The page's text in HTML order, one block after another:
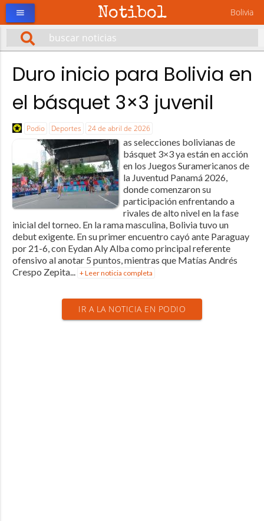
Notibol Bolivia
menu
Duro inicio para Bolivia en
el básquet 3×3 juvenil
Podio Deportes 24 de abril de 2026
as selecciones bolivianas de
básquet 3×3 ya están en acción
en los Juegos Suramericanos de
la Juventud Panamá 2026,
donde comenzaron su
participación enfrentando a
rivales de alto nivel en la fase
inicial del torneo. En la rama masculina, Bolivia tuvo un
debut exigente. En su primer encuentro cayó ante Paraguay
por 21-6, con Eydan Aly Alba como principal referente
ofensivo al anotar 5 puntos, mientras que Matías Andrés
Crespo Zepita... + Leer noticia completa
IR A LA NOTICIA EN PODIO